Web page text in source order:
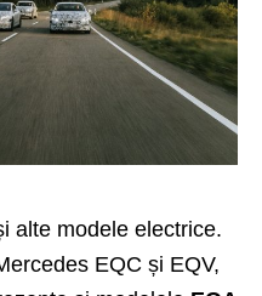
alte modele electrice.
EQC și EQV,